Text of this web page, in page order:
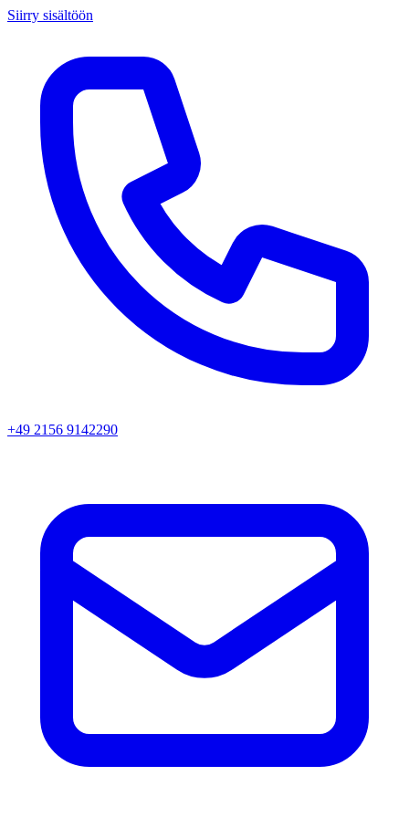
Siirry sisältöön
+49 2156 9142290